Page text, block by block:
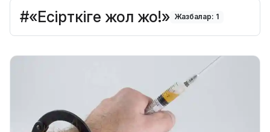
#«Есірткіге жол жоқ!» Жазбалар: 1